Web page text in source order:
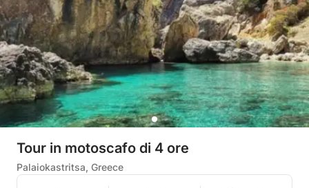
Tour in motoscafo di 4 ore
Palaiokastritsa, Greece